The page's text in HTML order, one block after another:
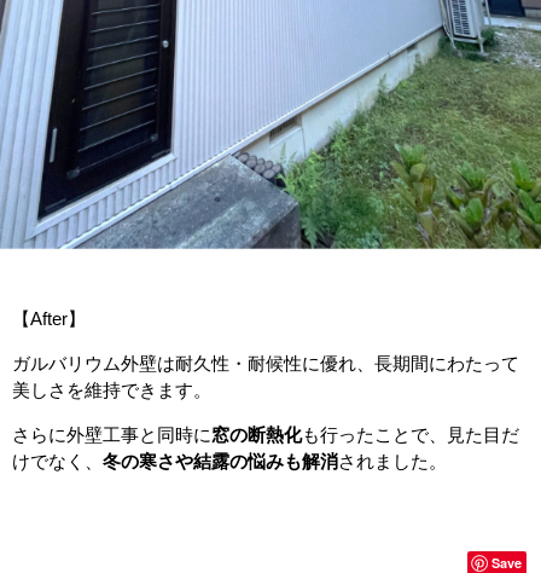
【After】
ガルバリウム外壁は耐久性・耐候性に優れ、長期間にわたって
美しさを維持できます。
さらに外壁工事と同時に窓の断熱化も行ったことで、見た目だ
けでなく、 冬の寒さや結露の悩みも解消されました。
Save